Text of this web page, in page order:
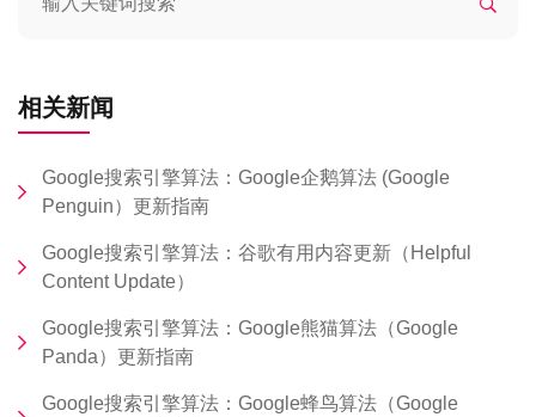
相关新闻
Google搜索引擎算法：Google企鹅算法 (Google
Penguin）更新指南
Google搜索引擎算法：谷歌有用内容更新（Helpful
Content Update）
Google搜索引擎算法：Google熊猫算法（Google
Panda）更新指南
Google搜索引擎算法：Google蜂鸟算法（Google